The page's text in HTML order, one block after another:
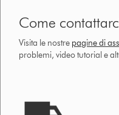
Come
Visita le nostre pagine di
problemi, video tutorial e